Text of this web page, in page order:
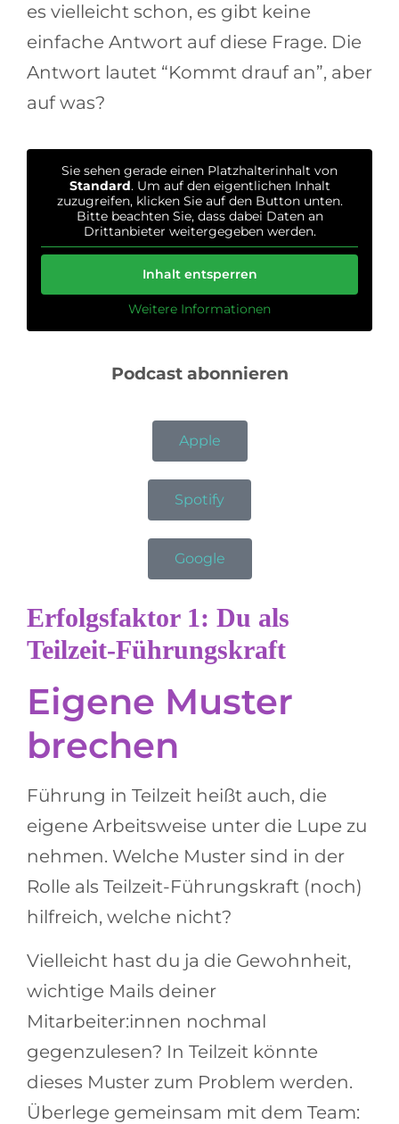
es vielleicht schon, es gibt keine
einfache Antwort auf diese Frage. Die
Antwort lautet “Kommt drauf an”, aber
auf was?
Sie sehen gerade einen Platzhalterinhalt von
Standard. Um auf den eigentlichen Inhalt
zuzugreifen, klicken Sie auf den Button unten.
Bitte beachten Sie, dass dabei Daten an
Drittanbieter weitergegeben werden.
Inhalt entsperren
Weitere Informationen
Podcast abonnieren
Apple
Spotify
Google
Erfolgsfaktor 1: Du als
Teilzeit-Führungskraft
Eigene Muster
brechen
Führung in Teilzeit heißt auch, die
eigene Arbeitsweise unter die Lupe zu
nehmen. Welche Muster sind in der
Rolle als Teilzeit-Führungskraft (noch)
hilfreich, welche nicht?
Vielleicht hast du ja die Gewohnheit,
wichtige Mails deiner
Mitarbeiter:innen nochmal
gegenzulesen? In Teilzeit könnte
dieses Muster zum Problem werden.
Überlege gemeinsam mit dem Team: